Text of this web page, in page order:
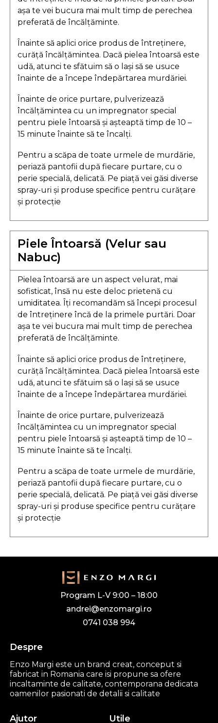
așa te vei bucura mai mult timp de perechea
preferată de încălțăminte.
Înainte să aplici orice produs de întreținere,
curăță încălțămintea. Dacă pielea întoarsă este
udă, atunci te sfătuim să o lași să se usuce
înainte de a începe îndepărtarea murdăriei.
Înainte de orice purtare, pulverizează
încălțămintea cu un impregnator special
pentru piele întoarsă și așteaptă timp de 10 –
15 minute înainte să te încalți.
Pentru a scăpa de toate urmele de murdărie,
periază pantofii după fiecare purtare, cu o
perie specială, delicată. Pe piață vei găsi diverse
spray-uri și produse specifice pentru curățare
și protecție
Piele Întoarsă (Velur sau
Nabuc)
Pielea întoarsă are un aspect velurat, mai
sofisticat, însă nu este deloc prietenă cu
umiditatea. Îți recomandăm să începi procesul
de întreținere încă de la primele purtări. Doar
așa te vei bucura mai mult timp de perechea
preferată de încălțăminte.
Înainte să aplici orice produs de întreținere,
curăță încălțămintea. Dacă pielea întoarsă este
udă, atunci te sfătuim să o lași să se usuce
înainte de a începe îndepărtarea murdăriei.
Înainte de orice purtare, pulverizează
încălțămintea cu un impregnator special
pentru piele întoarsă și așteaptă timp de 10 –
15 minute înainte să te încalți.
Pentru a scăpa de toate urmele de murdărie,
periază pantofii după fiecare purtare, cu o
perie specială, delicată. Pe piață vei găsi diverse
spray-uri și produse specifice pentru curățare
și protecție
Program L-V 9:00 – 18:00
andrei@enzomargi.ro
0741 038 994
Despre
Enzo Margi este un brand creat, conceput si
fabricat in Romania care isi propune sa ofere
incaltaminte de calitate, contemporana dedicata
oamenilor pasionati de detalii si calitate
Ajutor Utile